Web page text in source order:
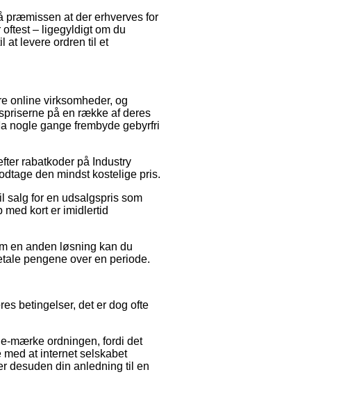
præmissen at der erhverves for
– ligegyldigt om du
at levere ordren til et
online virksomheder, og
på en række af deres
nogle gange frembyde gebyrfri
rabatkoder på Industry
den mindst kostelige pris.
salg for en udsalgspris som
kort er imidlertid
en anden løsning kan du
pengene over en periode.
betingelser, det er dog ofte
mærke ordningen, fordi det
at internet selskabet
desuden din anledning til en